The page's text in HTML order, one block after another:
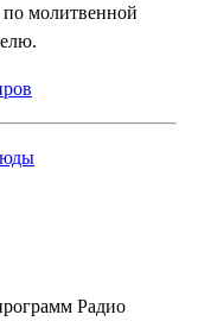
молитвенной
Радио